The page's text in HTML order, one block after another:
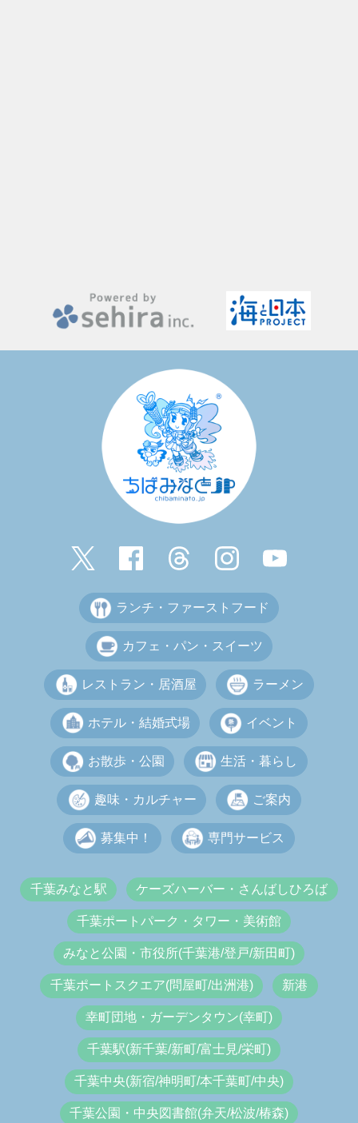
ランチ・ファーストフード
カフェ・パン・スイーツ
レストラン・居酒屋 ラーメン
ホテル・結婚式場 イベント
お散歩・公園 生活・暮らし
趣味・カルチャー ご案内
募集中！ 専門サービス
千葉みなと駅 ケーズハーバー・さんばしひろば
千葉ポートパーク・タワー・美術館
みなと公園・市役所(千葉港/登戸/新田町)
千葉ポートスクエア(問屋町/出洲港) 新港
幸町団地・ガーデンタウン(幸町)
千葉駅(新千葉/新町/富士見/栄町)
千葉中央(新宿/神明町/本千葉町/中央)
千葉公園・中央図書館(弁天/松波/椿森)